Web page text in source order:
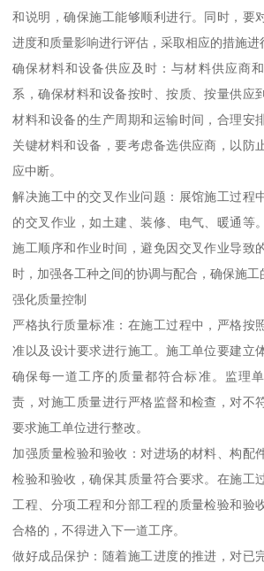
和说明，确保施工能够顺利进行。同时，要
进度和质量影响进行评估，采取相应的措施进
确保材料和设备供应及时：与材料供应商
系，确保材料和设备按时、按质、按量供应
材料和设备的生产周期和运输时间，合理安
关键材料和设备，要考虑备选供应商，以防
应中断。
解决施工中的交叉作业问题：展馆施工过程
的交叉作业，如土建、装修、电气、暖通等
施工顺序和作业时间，避免因交叉作业导致
时，加强各工种之间的协调与配合，确保施工
强化质量控制
严格执行质量标准：在施工过程中，严格按
准以及设计要求进行施工。施工单位要建立
确保每一道工序的质量都符合标准。监理
责，对施工质量进行严格监督和检查，对不
要求施工单位进行整改。
加强质量检验和验收：对进场的材料、构配
检验和验收，确保其质量符合要求。在施工
工程、分项工程和分部工程的质量检验和验
合格的，不得进入下一道工序。
做好成品保护：随着施工进度的推进，对已